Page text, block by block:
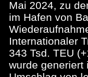
Mai 2024, zu
im Hafen von
Internationaler
343 Tsd. TEU
wurde generiert